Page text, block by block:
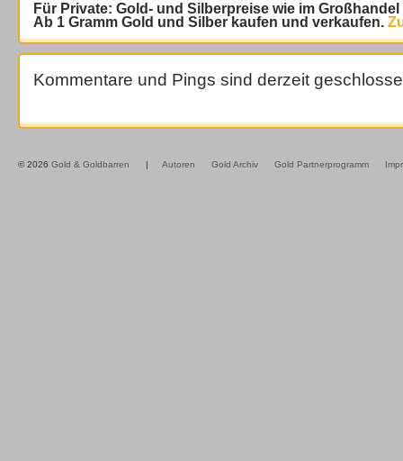
Für Private: Gold- und Silberpreise wie im
Ab 1 Gramm Gold und Silber kaufen und verkaufen.
Kommentare und Pings sind derzeit
© 2026 Gold & Goldbarren | Autoren Gold Archiv Gold Partnerprogramm